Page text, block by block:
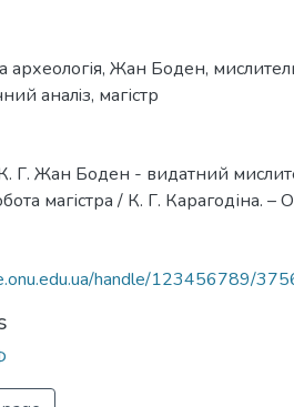
археологія, Жан Боден,
аналiз, магістр
Г. Жан Боден - видатний
магістра / К. Г. Карагодіна. –
handle/123456789/